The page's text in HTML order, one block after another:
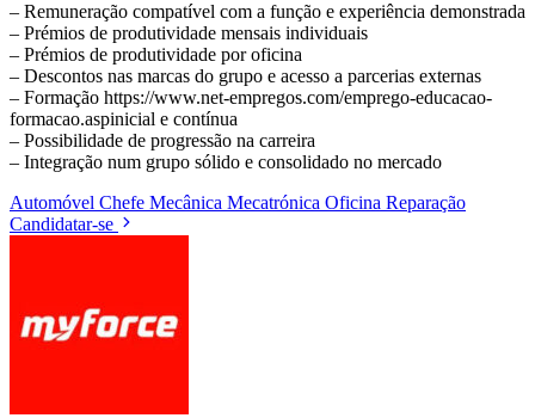
– Remuneração compatível com a função e experiência demonstrada
– Prémios de produtividade mensais individuais
– Prémios de produtividade por oficina
– Descontos nas marcas do grupo e acesso a parcerias externas
– Formação https://www.net-empregos.com/emprego-educacao-
formacao.aspinicial e contínua
– Possibilidade de progressão na carreira
– Integração num grupo sólido e consolidado no mercado
Automóvel Chefe Mecânica Mecatrónica Oficina Reparação
Candidatar-se